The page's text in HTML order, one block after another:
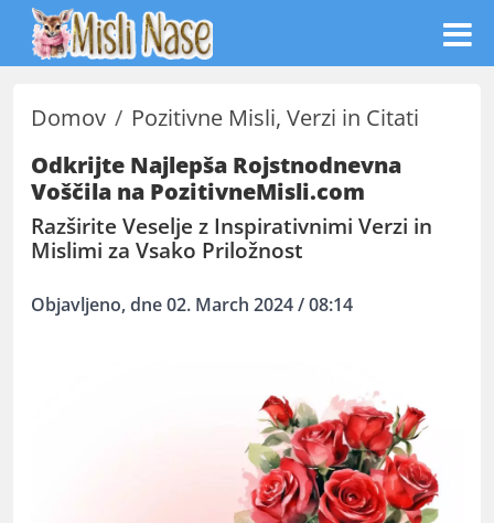
Domov
Pozitivne Misli, Verzi in Citati
Odkrijte Najlepša Rojstnodnevna
Voščila na PozitivneMisli.com
Razširite Veselje z Inspirativnimi Verzi in
Mislimi za Vsako Priložnost
Objavljeno, dne 02. March 2024 / 08:14